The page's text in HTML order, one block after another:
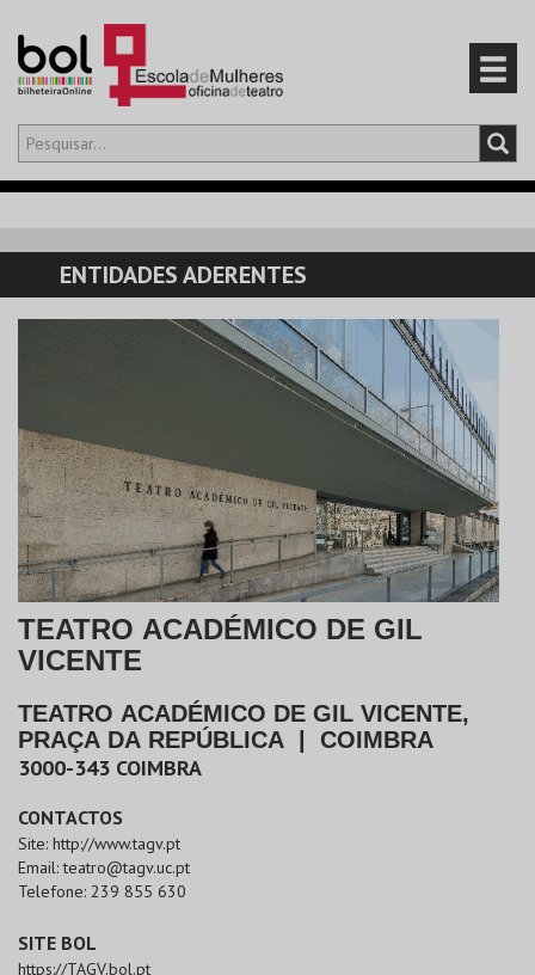
Olá,iniciar sessão
CARRINHO
EVENTOS
PRODUTOS
ENTIDADES ADERENTES
TEATRO ACADÉMICO DE GIL
VICENTE
TEATRO ACADÉMICO DE GIL VICENTE,
PRAÇA DA REPÚBLICA
COIMBRA
3000-343 COIMBRA
CONTACTOS
Site: http://www.tagv.pt
Email:teatro@tagv.uc.pt
Telefone: 239 855 630
SITE BOL
https://TAGV.bol.pt